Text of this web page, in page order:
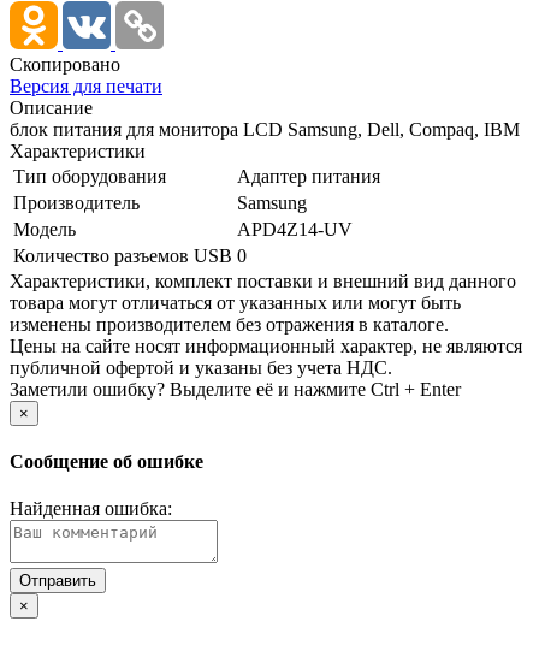
Скопировано
Версия для печати
Описание
блок питания для монитора LCD Samsung, Dell, Compaq, IBM
Характеристики
Тип оборудования
Адаптер питания
Производитель
Samsung
Модель
APD4Z14-UV
Количество разъемов USB 0
Xарактеристики, комплект поставки и внешний вид данного
товара могут отличаться от указанных или могут быть
изменены производителем без отражения в каталоге.
Цены на сайте носят информационный характер, не являются
публичной офертой и указаны без учета НДС.
Заметили ошибку? Выделите её и нажмите Ctrl + Enter
×
Сообщение об ошибке
Найденная ошибка:
×